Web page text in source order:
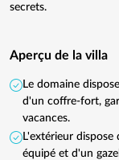
secrets.
Aperçu de la villa
Le domaine
d'un coffre-fort,
vacances.
L'extérieur
équipé et d'un